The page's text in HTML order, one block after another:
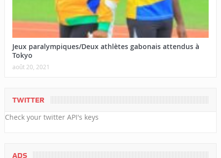
Jeux paralympiques/Deux athlètes gabonais attendus à
Tokyo
août 20, 2021
TWITTER
Check your twitter API's keys
ADS